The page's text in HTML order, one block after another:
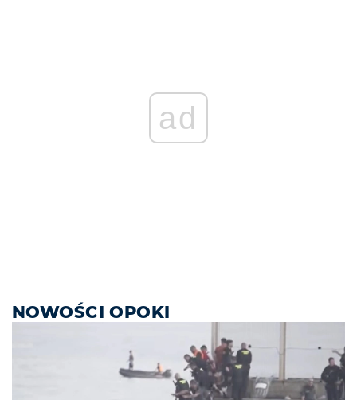
ad
NOWOŚCI OPOKI